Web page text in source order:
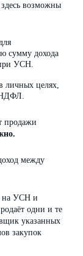
здесь возможны
сумму дохода
УСН.
личных целях,
НДФЛ.
продажи
между
на УСН и
одни и те
указанных
закупок